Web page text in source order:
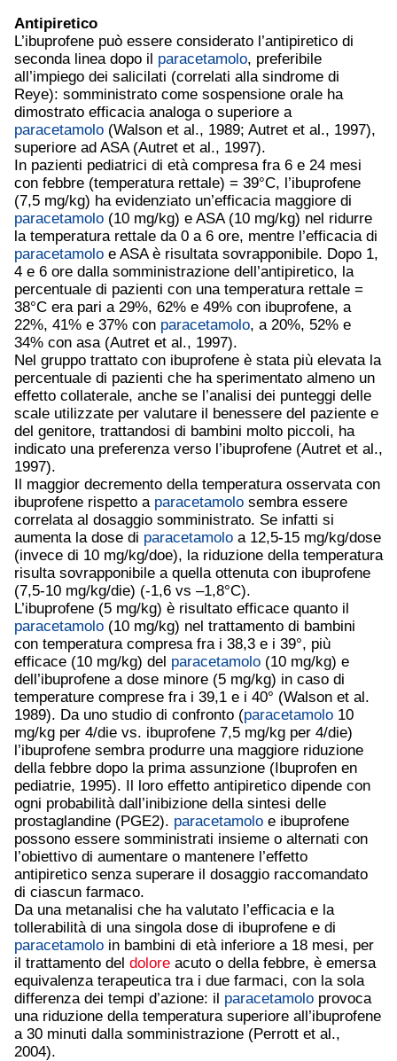
Antipiretico
L’ibuprofene può essere considerato l’antipiretico di
seconda linea dopo il paracetamolo, preferibile
all’impiego dei salicilati (correlati alla sindrome di
Reye): somministrato come sospensione orale ha
dimostrato efficacia analoga o superiore a
paracetamolo (Walson et al., 1989; Autret et al., 1997),
superiore ad ASA (Autret et al., 1997).
In pazienti pediatrici di età compresa fra 6 e 24 mesi
con febbre (temperatura rettale) = 39°C, l’ibuprofene
(7,5 mg/kg) ha evidenziato un’efficacia maggiore di
paracetamolo (10 mg/kg) e ASA (10 mg/kg) nel ridurre
la temperatura rettale da 0 a 6 ore, mentre l’efficacia di
paracetamolo e ASA è risultata sovrapponibile. Dopo 1,
4 e 6 ore dalla somministrazione dell’antipiretico, la
percentuale di pazienti con una temperatura rettale =
38°C era pari a 29%, 62% e 49% con ibuprofene, a
22%, 41% e 37% con paracetamolo, a 20%, 52% e
34% con asa (Autret et al., 1997).
Nel gruppo trattato con ibuprofene è stata più elevata la
percentuale di pazienti che ha sperimentato almeno un
effetto collaterale, anche se l’analisi dei punteggi delle
scale utilizzate per valutare il benessere del paziente e
del genitore, trattandosi di bambini molto piccoli, ha
indicato una preferenza verso l’ibuprofene (Autret et al.,
1997).
Il maggior decremento della temperatura osservata con
ibuprofene rispetto a paracetamolo sembra essere
correlata al dosaggio somministrato. Se infatti si
aumenta la dose di paracetamolo a 12,5-15 mg/kg/dose
(invece di 10 mg/kg/doe), la riduzione della temperatura
risulta sovrapponibile a quella ottenuta con ibuprofene
(7,5-10 mg/kg/die) (-1,6 vs –1,8°C).
L’ibuprofene (5 mg/kg) è risultato efficace quanto il
paracetamolo (10 mg/kg) nel trattamento di bambini
con temperatura compresa fra i 38,3 e i 39°, più
efficace (10 mg/kg) del paracetamolo (10 mg/kg) e
dell’ibuprofene a dose minore (5 mg/kg) in caso di
temperature comprese fra i 39,1 e i 40° (Walson et al.
1989). Da uno studio di confronto (paracetamolo 10
mg/kg per 4/die vs. ibuprofene 7,5 mg/kg per 4/die)
l’ibuprofene sembra produrre una maggiore riduzione
della febbre dopo la prima assunzione (Ibuprofen en
pediatrie, 1995). Il loro effetto antipiretico dipende con
ogni probabilità dall’inibizione della sintesi delle
prostaglandine (PGE2). paracetamolo e ibuprofene
possono essere somministrati insieme o alternati con
l’obiettivo di aumentare o mantenere l’effetto
antipiretico senza superare il dosaggio raccomandato
di ciascun farmaco.
Da una metanalisi che ha valutato l’efficacia e la
tollerabilità di una singola dose di ibuprofene e di
paracetamolo in bambini di età inferiore a 18 mesi, per
il trattamento del dolore acuto o della febbre, è emersa
equivalenza terapeutica tra i due farmaci, con la sola
differenza dei tempi d’azione: il paracetamolo provoca
una riduzione della temperatura superiore all’ibuprofene
a 30 minuti dalla somministrazione (Perrott et al.,
2004).